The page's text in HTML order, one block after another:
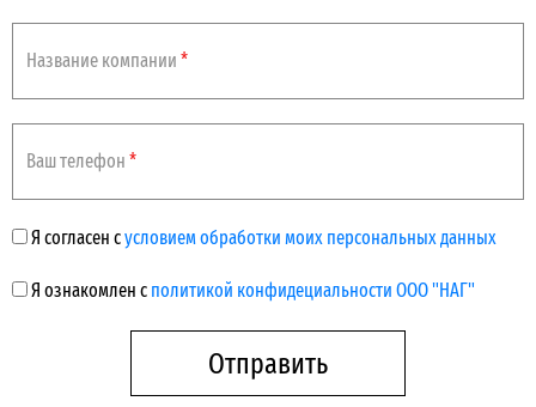
CFP4
SNR-CFP4-100G-LR4-10
Название компании *
Ваш телефон *
Я согласен сусловием обработки моих персональных данных
Я ознакомлен с политикой конфидециальности ООО "НАГ"
Отправить